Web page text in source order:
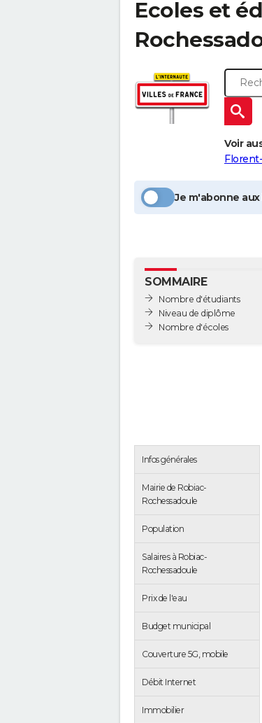
Ecoles et
Voir
Je m'abonne
SOMMAIRE
Nombre d'étudiants
Niveau de diplôme
Nombre d'écoles
Infos générales
Mairie de Robiac-
Rochessadoule
Population
Salaires à Robiac-
Rochessadoule
Prix de l'eau
Budget municipal
Couverture 5G, mobile
Débit Internet
Immobilier